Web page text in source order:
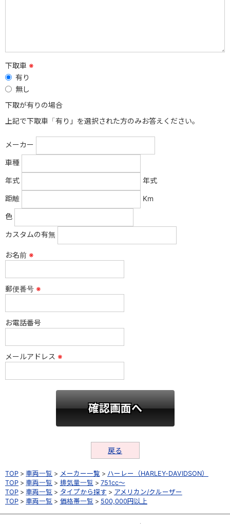
下取車 ※
有り
無し
下取が有りの場合
上記で下取車「有り」を選択された方のみお答えください。
メーカー
車種
年式 年式
距離 Km
色
カスタムの有無
お名前 ※
郵便番号 ※
お電話番号
メールアドレス ※
戻る
TOP 車両一覧 メーカー一覧
ハーレー（HARLEY-DAVIDSON）
TOP
車両一覧 排気量一覧
751cc～
TOP
車両一覧 タイプから探す
アメリカン/クルーザー
TOP
車両一覧 価格帯一覧 500,000円以上